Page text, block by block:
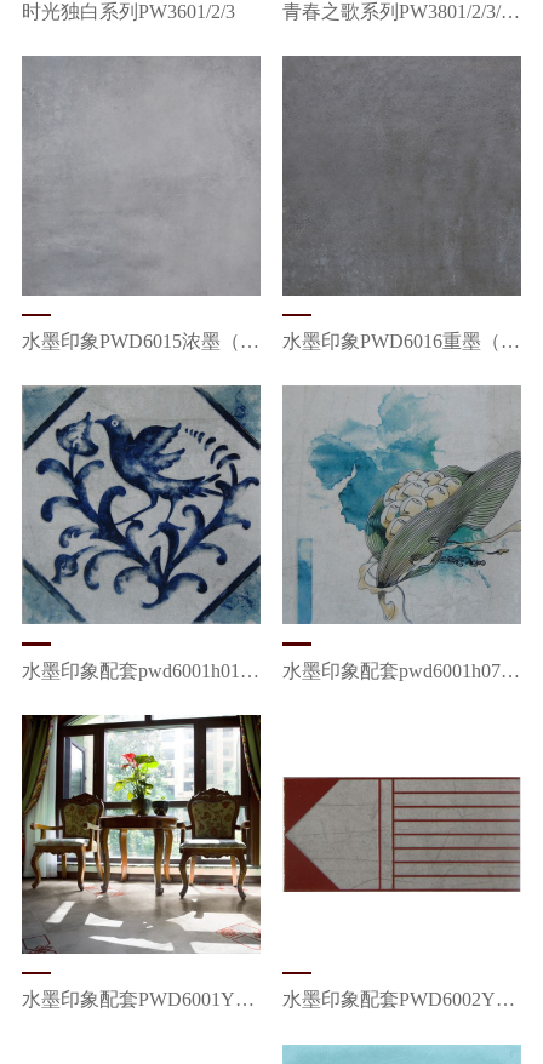
时光独白系列PW3601/2/3 青春之歌系列PW3801/2/3/4/5
水墨印象PWD6015浓墨（一砖八面） 水墨印象PWD6016重墨（一砖四面）
水墨印象配套pwd6001h01-06青花瓷 水墨印象配套pwd6001h07-14丝雨
水墨印象配套PWD6001Y01/Z盘长结 水墨印象配套PWD6002Y01/02/Z凤求凰